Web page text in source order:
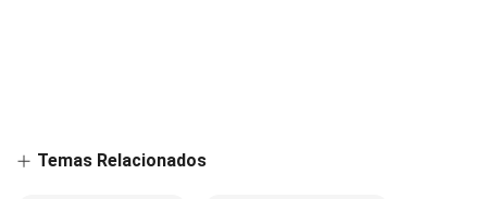
Temas Relacionados